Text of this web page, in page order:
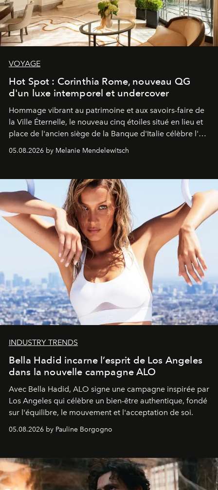
VOYAGE
Hot Spot : Corinthia Rome, nouveau QG
d'un luxe intemporel et undercover
Hommage vibrant au patrimoine et aux savoirs-faire de
la Ville Éternelle, le nouveau cinq étoiles situé en lieu et
place de l'ancien siège de la Banque d'Italie célèbre l'art
de vivre Romain dans toute son élégance intemporelle.
05.08.2026 by Melanie Mendelewitsch
INDUSTRY TRENDS
Bella Hadid incarne l’esprit de Los Angeles
dans la nouvelle campagne ALO
Avec Bella Hadid, ALO signe une campagne inspirée par
Los Angeles qui célèbre un bien-être authentique, fondé
sur l'équilibre, le mouvement et l'acceptation de soi.
05.08.2026 by Pauline Borgogno